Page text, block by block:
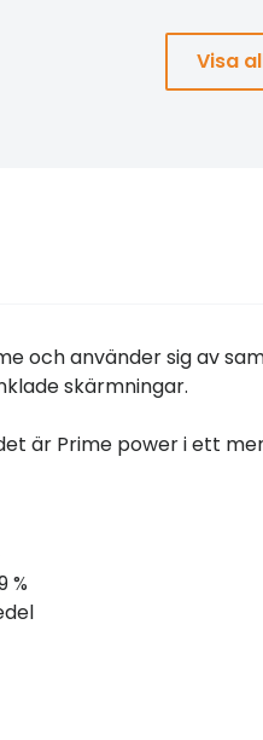
Visa
och använder sig av
skärmningar.
är Prime power i ett
%